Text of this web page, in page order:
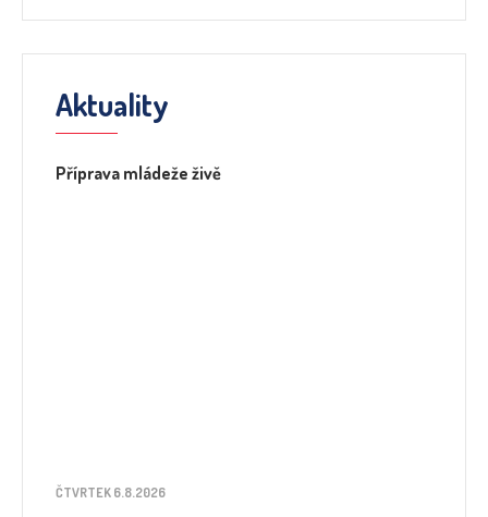
Aktuality
Příprava mládeže živě
ČTVRTEK 6.8.2026